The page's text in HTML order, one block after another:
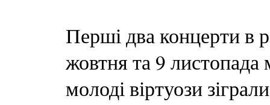
Перші два концерти в
жовтня та 9
молоді віртуози